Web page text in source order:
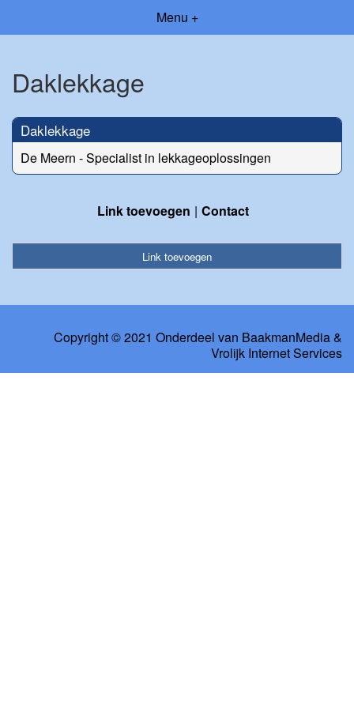
Menu +
Daklekkage
Daklekkage
De Meern - Specialist in lekkageoplossingen
Link toevoegen Contact
Link toevoegen
Copyright © 2021 Onderdeel van BaakmanMedia&
Vrolijk Internet Services